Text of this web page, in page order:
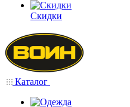
Скидки
Каталог